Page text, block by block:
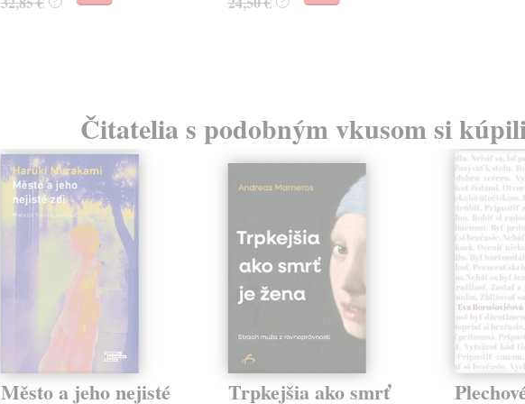
Čitatelia s podobným vkusom si
Město a jeho nejisté Trpkejšia ako smrť